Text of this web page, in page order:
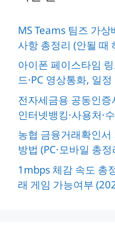
MS Teams 팀즈 가
사항 총정리 (안될 때
아이폰 페이스타임
드·PC 영상통화, 일
전자세금용 공동인
인터넷뱅킹·사용처·
농협 금융거래확인
방법 (PC·모바일 총정
1mbps 체감 속도 총
래 게임 가능여부